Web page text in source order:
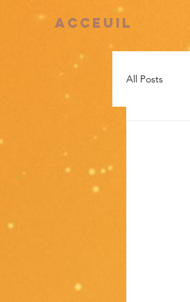
ACCEUIL
All Posts